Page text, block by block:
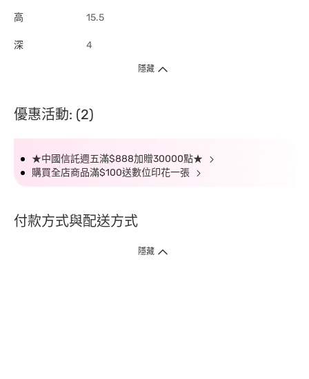
高 15.5
深 4
隱藏
優惠活動: (2)
★中國信託週五滿$888加贈30000點★
購買全店商品滿$100送數位印花一張
付款方式與配送方式
隱藏